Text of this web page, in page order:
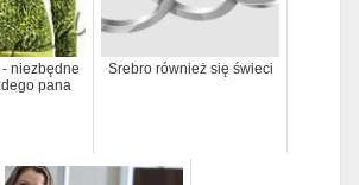
niezbędne
pana
Srebro również się świeci